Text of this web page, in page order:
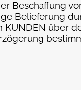
Beschaffung
Belieferung
KUNDEN über